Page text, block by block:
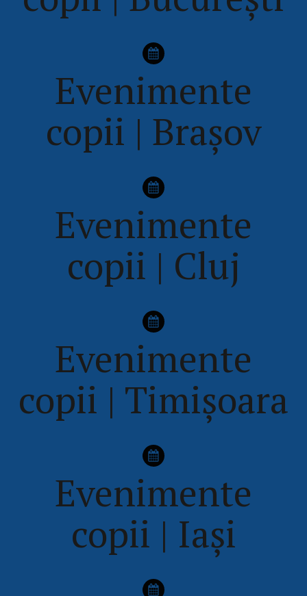
Evenimente
copii | Brașov
Evenimente
copii | Cluj
Evenimente
copii | Timișoara
Evenimente
copii | Iași